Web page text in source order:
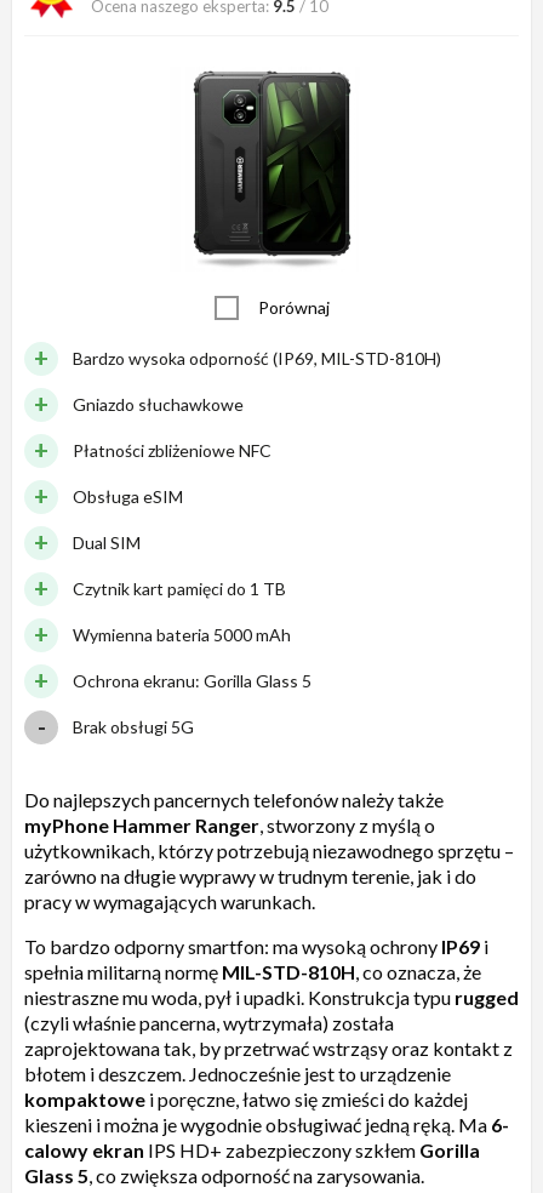
Ocena naszego eksperta: 9.5 / 10
Porównaj
Bardzo wysoka odporność (IP69, MIL-STD-810H)
Gniazdo słuchawkowe
Płatności zbliżeniowe NFC
Obsługa eSIM
Dual SIM
Czytnik kart pamięci do 1 TB
Wymienna bateria 5000 mAh
Ochrona ekranu: Gorilla Glass 5
Brak obsługi 5G
Do najlepszych pancernych telefonów należy także
myPhone Hammer Ranger, stworzony z myślą o
użytkownikach, którzy potrzebują niezawodnego sprzętu –
zarówno na długie wyprawy w trudnym terenie, jak i do
pracy w wymagających warunkach.
To bardzo odporny smartfon: ma wysoką ochrony IP69 i
spełnia militarną normę MIL-STD-810H, co oznacza, że
niestraszne mu woda, pył i upadki. Konstrukcja typu rugged
(czyli właśnie pancerna, wytrzymała) została
zaprojektowana tak, by przetrwać wstrząsy oraz kontakt z
błotem i deszczem. Jednocześnie jest to urządzenie
kompaktowe i poręczne, łatwo się zmieści do każdej
kieszeni i można je wygodnie obsługiwać jedną ręką. Ma 6-
calowy ekran IPS HD+ zabezpieczony szkłem Gorilla
Glass 5, co zwiększa odporność na zarysowania.